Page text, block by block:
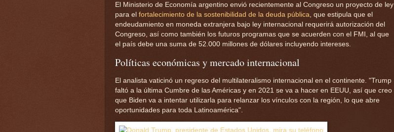
El Ministerio de Economía argentino envió recientemente al Congreso un proyecto de ley
para el fortalecimiento de la sostenibilidad de la deuda pública , que estipula que el
endeudamiento en moneda extranjera bajo ley internacional requerirá autorización del
Congreso, así como también los futuros programas que se acuerden con el FMI, al que
el país debe una suma de 52.000 millones de dólares incluyendo intereses.
Políticas económicas y mercado internacional
El analista vaticinó un regreso del multilateralismo internacional en el continente. "Trump
faltó a la última Cumbre de las Américas y en 2021 se va a hacer en EEUU, así que creo
que Biden va a intentar utilizarla para relanzar los vínculos con la región, lo que abre
oportunidades para toda Latinoamérica".